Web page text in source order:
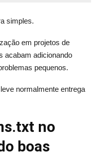
simples.
em projetos de
acabam adicionando
pequenos.
normalmente entrega
no
boas